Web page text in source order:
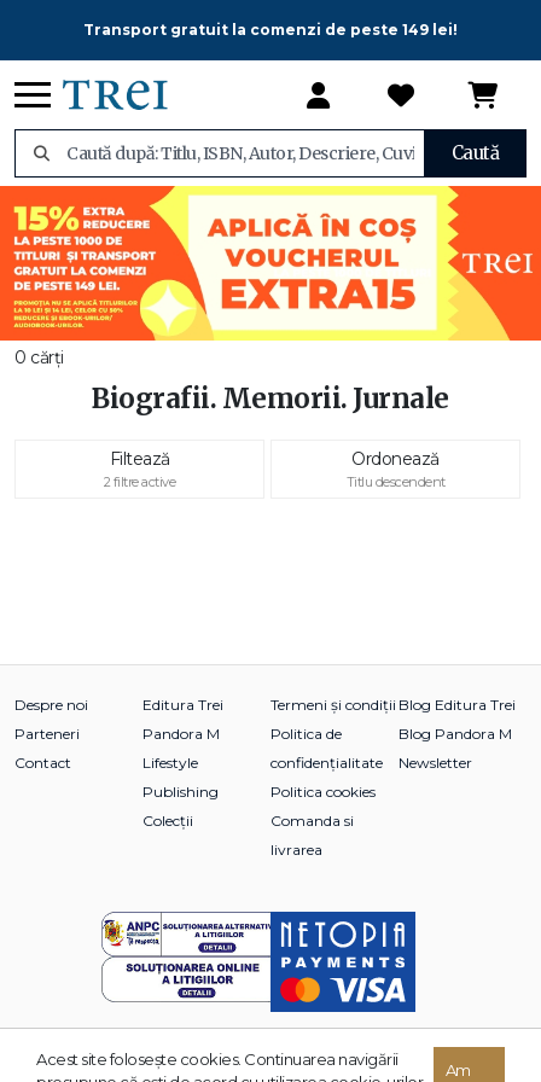
Transport gratuit la comenzi de peste 149 lei!
Caută
0 cărți
Biografii. Memorii. Jurnale
Filtează
2 filtre active
Ordonează
Titlu descendent
Despre noi
Parteneri
Contact
Editura Trei
Pandora M
Lifestyle
Publishing
Colecții
Termeni și condiții
Politica de
confidențialitate
Politica cookies
Comanda si
livrarea
Blog Editura Trei
Blog Pandora M
Newsletter
© 2026 Grupul Editorial TREI. Toate drepturile rezervate.
Acest site foloseşte cookies. Continuarea navigării
Am